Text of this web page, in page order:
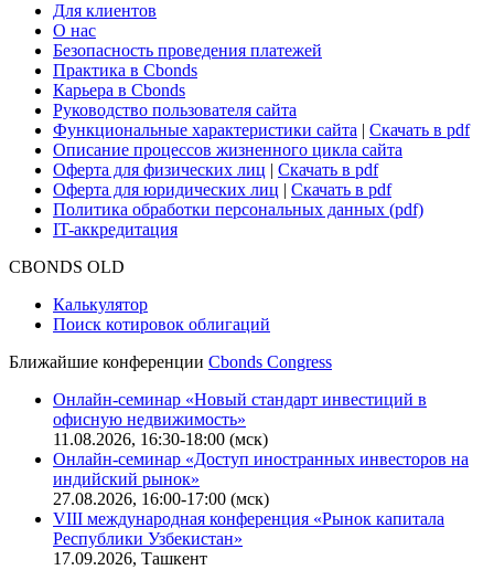
Для клиентов
О нас
Безопасность проведения платежей
Практика в Cbonds
Карьера в Cbonds
Руководство пользователя сайта
Функциональные характеристики сайта | Скачать в pdf
Описание процессов жизненного цикла сайта
Оферта для физических лиц | Скачать в pdf
Оферта для юридических лиц | Скачать в pdf
Политика обработки персональных данных (pdf)
IT-аккредитация
CBONDS OLD
Калькулятор
Поиск котировок облигаций
Ближайшие конференции Cbonds Congress
Онлайн-семинар «Новый стандарт инвестиций в
офисную недвижимость»
11.08.2026, 16:30-18:00 (мск)
Онлайн-семинар «Доступ иностранных инвесторов на
индийский рынок»
27.08.2026, 16:00-17:00 (мск)
VIII международная конференция «Рынок капитала
Республики Узбекистан»
17.09.2026, Ташкент